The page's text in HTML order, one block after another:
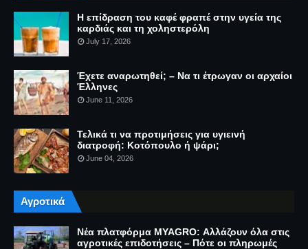
Η επίδραση του καφέ φραπέ στην υγεία της
καρδιάς και τη χοληστερόλη
July 17, 2026
Έχετε αναρωτηθεί; – Να τι έτρωγαν οι αρχαίοι
Έλληνες
June 11, 2026
Τελικά τι να προτιμήσεις για υγιεινή
διατροφή: Κοτόπουλο ή ψάρι;
June 04, 2026
Αγροτικά
Νέα πλατφόρμα MYAGRO: Αλλάζουν όλα στις
αγροτικές επιδοτήσεις – Πότε οι πληρωμές